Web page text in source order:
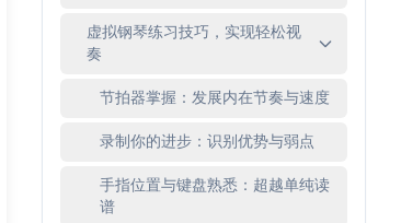
虚拟钢琴练习技巧，实现轻松视
奏
节拍器掌握：发展内在节奏与速度
录制你的进步：识别优势与弱点
手指位置与键盘熟悉：超越单纯读
谱